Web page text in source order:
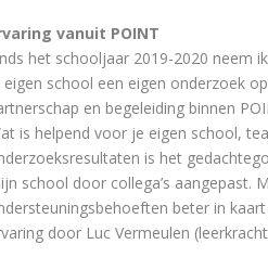
vanuit POINT
het schooljaar 2019-2020 neem
eigen school een eigen onderzoek
en begeleiding binnen
is helpend voor je eigen school,
is het
school door collega’s aangepast.
beter in
door Luc Vermeulen